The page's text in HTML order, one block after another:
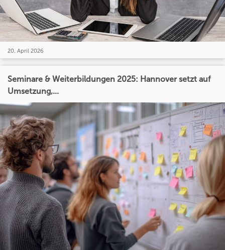
20. April 2026
Seminare & Weiterbildungen 2025: Hannover setzt auf
Umsetzung,...